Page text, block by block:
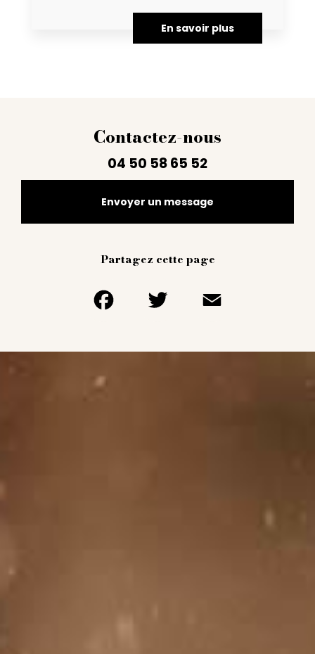
En savoir plus
Contactez-nous
04 50 58 65 52
Envoyer un message
Partagez cette page